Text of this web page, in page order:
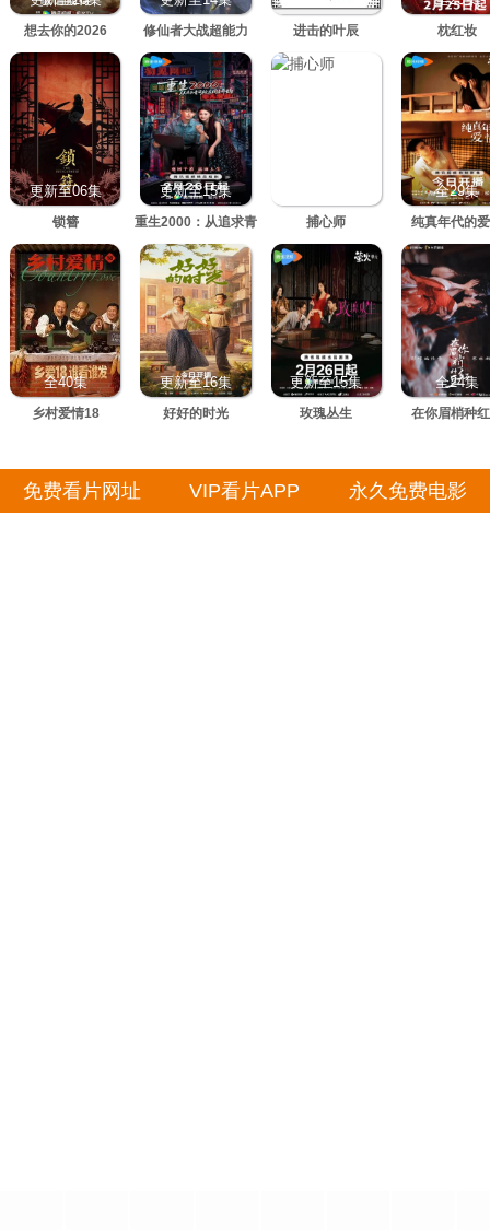
想去你的2026 修仙者大战超能力 进击的叶辰 枕红妆
更新至06集
锁簪
更新至15集
重生2000：从追求青
涩校花同桌开始
捕心师
全29集
纯真年代的
全40集
乡村爱情18
更新至16集
好好的时光
更新至15集
玫瑰丛生
全24集
在你眉梢种
免费看片网址 VIP看片APP 永久免费电影